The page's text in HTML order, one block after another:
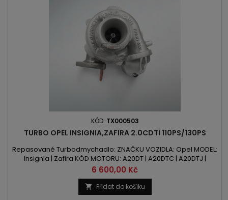
KÓD: TX000503
TURBO OPEL INSIGNIA,ZAFIRA 2.0CDTI 110PS/130PS
Repasované Turbodmychadlo: ZNAČKU VOZIDLA: Opel MODEL:
Insignia | Zafira KÓD MOTORU: A20DT | A20DTC | A20DTJ |
A20DTL | Y20DTJ | Z20DTJ OBSAH: 1956ccm 2.0 CDTI VÝKON:
110PS / 81kW | 130PS / 96kW ROK VÝROBY: 2008 -
Cena
6 600,00 Kč
 Přidat do košíku